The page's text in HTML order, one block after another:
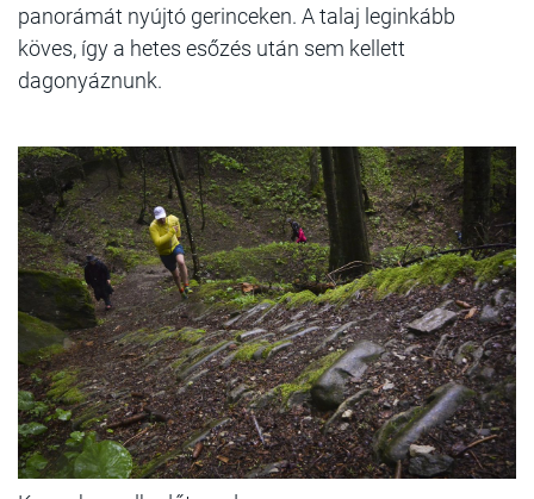
panorámát nyújtó gerinceken. A talaj leginkább
köves, így a hetes esőzés után sem kellett
dagonyáznunk.